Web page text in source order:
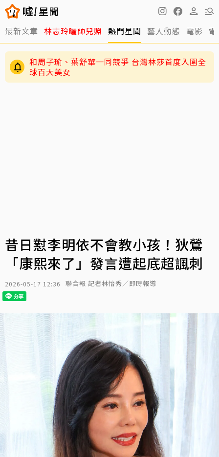
最新文章 林志玲曬帥兒照 熱門星聞 藝人動態 電影
和周子瑜、葉舒華一同競爭 台灣林莎首度入圍全
球百大美女
昔日懟李明依不會教小孩！狄鶯
「康熙來了」發言遭起底超諷刺
2026-05-17 12:36 聯合報 記者林怡秀／即時報導